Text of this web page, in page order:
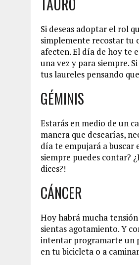
TAURO
Si deseas adoptar el rol
simplemente recostar tu
afecten. El día de hoy te
una vez y para siempre.
tus laureles pensando
GÉMINIS
Estarás en medio de un
manera que desearías,
día te empujará a buscar
siempre puedes contar?
dices?!
CÁNCER
Hoy habrá mucha
sientas agotamiento. Y
intentar programarte un
en tu bicicleta o a